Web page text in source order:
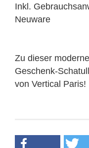
Inkl.
Neuware
Zu dieser
Geschenk-
von Vertical Paris!